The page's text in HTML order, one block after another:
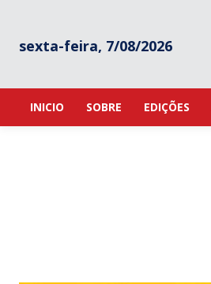
sexta-feira, 7/08/2026
INICIO SOBRE EDIÇÕES